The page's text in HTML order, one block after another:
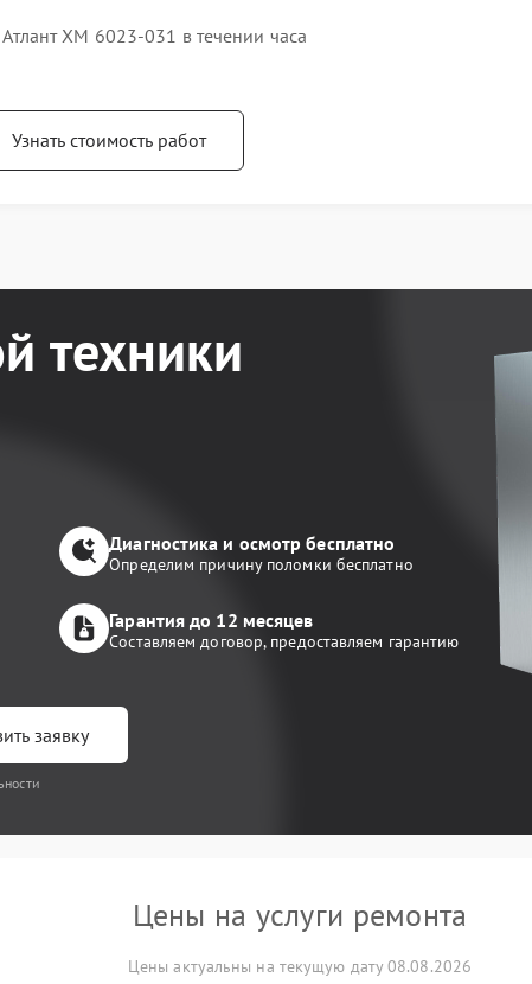
ХМ 6023-031 в течении часа
Узнать стоимость работ
техники
Диагностика и осмотр бесплатно
Определим причину поломки бесплатно
Гарантия до 12 месяцев
Составляем договор, предоставляем гарантию
заявку
Цены на услуги ремонта
Цены актуальны на текущую дату 08.08.2026